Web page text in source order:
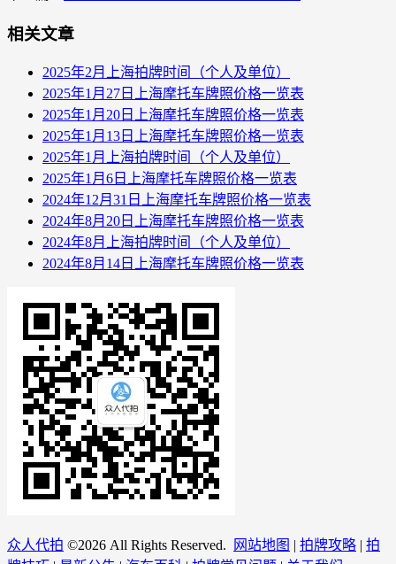
相关文章
2025年2月上海拍牌时间（个人及单位）
2025年1月27日上海摩托车牌照价格一览表
2025年1月20日上海摩托车牌照价格一览表
2025年1月13日上海摩托车牌照价格一览表
2025年1月上海拍牌时间（个人及单位）
2025年1月6日上海摩托车牌照价格一览表
2024年12月31日上海摩托车牌照价格一览表
2024年8月20日上海摩托车牌照价格一览表
2024年8月上海拍牌时间（个人及单位）
2024年8月14日上海摩托车牌照价格一览表
众人代拍 ©2026 All Rights Reserved. 网站地图 | 拍牌攻略 | 拍